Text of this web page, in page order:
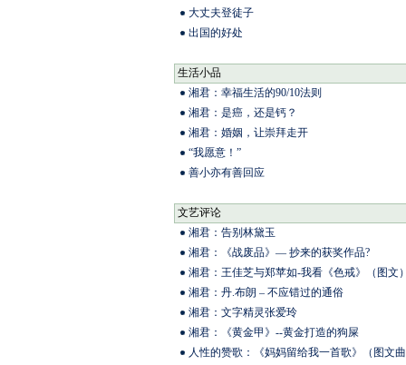
大丈夫登徒子
出国的好处
生活小品
湘君：幸福生活的90/10法则
湘君：是癌，还是钙？
湘君：婚姻，让崇拜走开
“我愿意！”
善小亦有善回应
文艺评论
湘君：告别林黛玉
湘君：《战废品》— 抄来的获奖作品?
湘君：王佳芝与郑苹如-我看《色戒》（图文
湘君：丹.布朗 – 不应错过的通俗
湘君：文字精灵张爱玲
湘君：《黄金甲》--黄金打造的狗屎
人性的赞歌：《妈妈留给我一首歌》（图文